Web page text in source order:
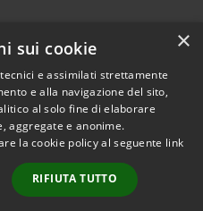
Copyright © 2026 • Comune di
Platania • Powered by
Municipium•
Accesso
redazione
×
sui cookie
e assimilati strettamente
e alla navigazione del sito,
al solo fine di elaborare
aggregate e anonime.
la cookie policy al seguente link
RIFIUTA TUTTO